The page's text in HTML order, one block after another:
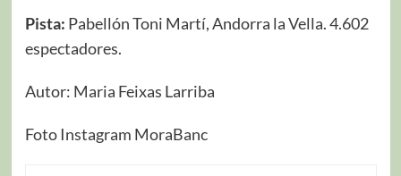
Pista: Pabellón Toni Martí, Andorra la Vella. 4.602
espectadores.
Autor: Maria Feixas Larriba
Foto Instagram MoraBanc